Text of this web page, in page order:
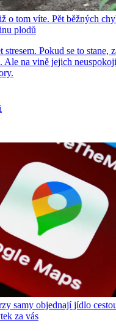
o tom víte. Pět běžných
plodů
stresem. Pokud se to stane,
Ale na vině jejich
samy objednají jídlo
za vás